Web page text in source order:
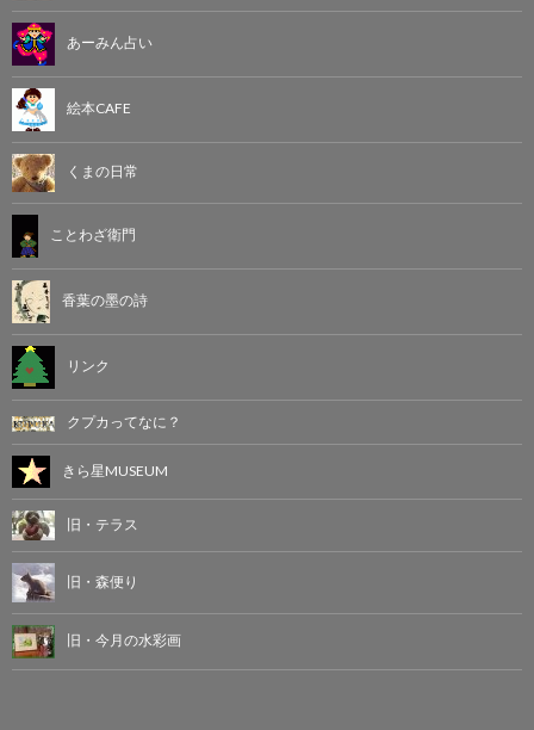
あーみん占い
絵本CAFE
くまの日常
ことわざ衛門
香葉の墨の詩
リンク
クプカってなに？
きら星MUSEUM
旧・テラス
旧・森便り
旧・今月の水彩画